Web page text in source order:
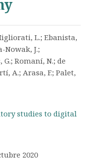
L.; Ebanista,
Nowak, J.;
G.; Romaní, N.; de
A.; Arasa, F.; Palet,
studies to digital
2020